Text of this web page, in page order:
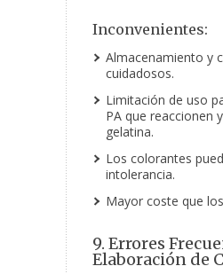
Inconvenientes:
Almacenamiento y
cuidadosos.
Limitación de uso
PA que reaccionen
gelatina.
Los colorantes
intolerancia.
Mayor coste que
9. Errores
Elaboración de